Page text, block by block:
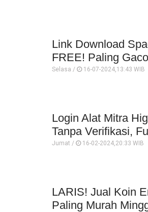
Link Download
FREE! Paling
Selasa / 16-07-2024,13:43 WIB
Login Alat Mitra
Tanpa Verifikasi,
Jumat / 16-02-2024,20:33 WIB
LARIS! Jual Koin
Paling Murah